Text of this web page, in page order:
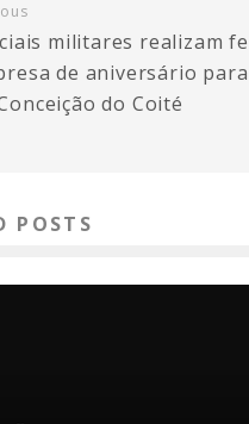
militares realizam
de aniversário
do Coité
POSTS